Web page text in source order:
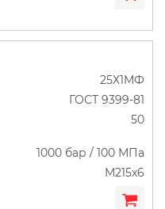
25Х1МФ
ГОСТ 9399-81
50
1000 бар / 100 МПа
М215х6